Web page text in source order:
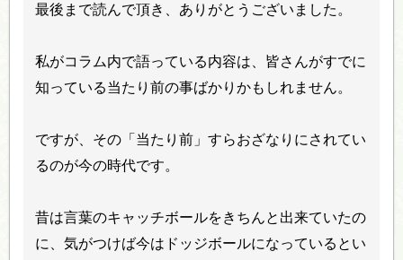
最後まで読んで頂き、ありがとうございました。
私がコラム内で語っている内容は、皆さんがすでに
知っている当たり前の事ばかりかもしれません。
ですが、その「当たり前」すらおざなりにされてい
るのが今の時代です。
昔は言葉のキャッチボールをきちんと出来ていたの
に、気がつけば今はドッジボールになっているとい